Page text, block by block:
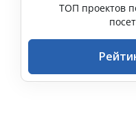
ТОП проектов